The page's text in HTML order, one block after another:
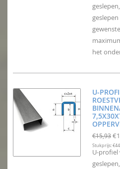
het
U-
€15,93
Stukprijs:
U-profiel